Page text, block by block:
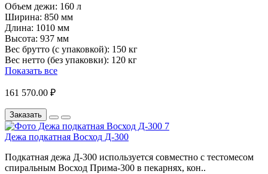
Объем дежи: 160 л
Ширина: 850 мм
Длина: 1010 мм
Высота: 937 мм
Вес брутто (с упаковкой): 150 кг
Вес нетто (без упаковки): 120 кг
Показать все
161 570.00 ₽
Заказать
Дежа подкатная Восход Д-300
Подкатная дежа Д-300 используется совместно с тестомесом
спиральным Восход Прима-300 в пекарнях, кон..